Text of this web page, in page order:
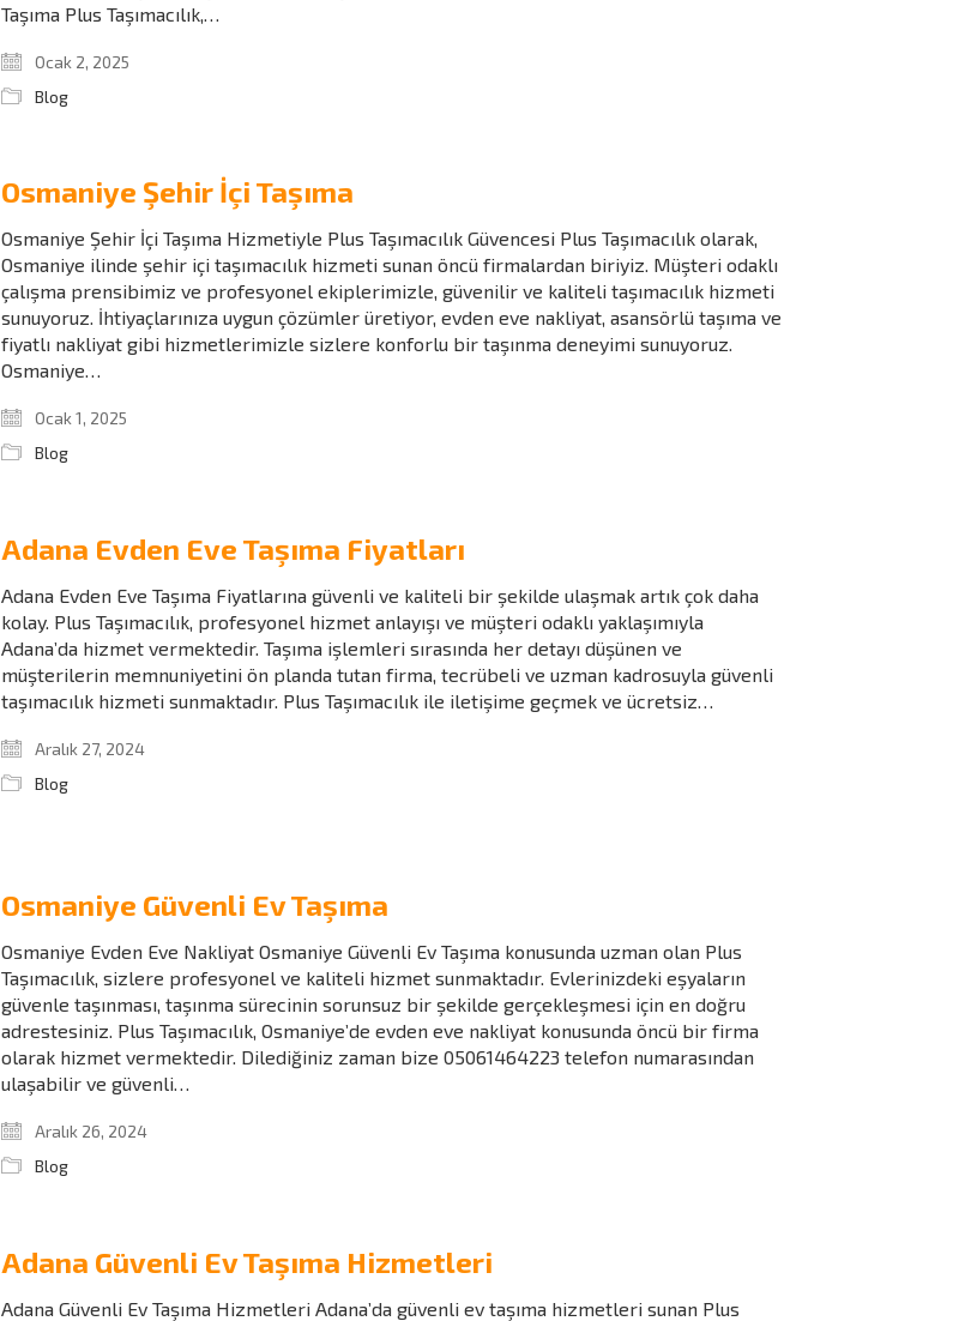
Taşıma Plus Taşımacılık,…
Ocak 2, 2025
Blog
Osmaniye Şehir İçi Taşıma
Osmaniye Şehir İçi Taşıma Hizmetiyle Plus Taşımacılık Güvencesi Plus Taşımacılık olarak,
Osmaniye ilinde şehir içi taşımacılık hizmeti sunan öncü firmalardan biriyiz. Müşteri odaklı
çalışma prensibimiz ve profesyonel ekiplerimizle, güvenilir ve kaliteli taşımacılık hizmeti
sunuyoruz. İhtiyaçlarınıza uygun çözümler üretiyor, evden eve nakliyat, asansörlü taşıma ve
fiyatlı nakliyat gibi hizmetlerimizle sizlere konforlu bir taşınma deneyimi sunuyoruz.
Osmaniye…
Ocak 1, 2025
Blog
Adana Evden Eve Taşıma Fiyatları
Adana Evden Eve Taşıma Fiyatlarına güvenli ve kaliteli bir şekilde ulaşmak artık çok daha
kolay. Plus Taşımacılık, profesyonel hizmet anlayışı ve müşteri odaklı yaklaşımıyla
Adana’da hizmet vermektedir. Taşıma işlemleri sırasında her detayı düşünen ve
müşterilerin memnuniyetini ön planda tutan firma, tecrübeli ve uzman kadrosuyla güvenli
taşımacılık hizmeti sunmaktadır. Plus Taşımacılık ile iletişime geçmek ve ücretsiz…
Aralık 27, 2024
Blog
Osmaniye Güvenli Ev Taşıma
Osmaniye Evden Eve Nakliyat Osmaniye Güvenli Ev Taşıma konusunda uzman olan Plus
Taşımacılık, sizlere profesyonel ve kaliteli hizmet sunmaktadır. Evlerinizdeki eşyaların
güvenle taşınması, taşınma sürecinin sorunsuz bir şekilde gerçekleşmesi için en doğru
adrestesiniz. Plus Taşımacılık, Osmaniye’de evden eve nakliyat konusunda öncü bir firma
olarak hizmet vermektedir. Dilediğiniz zaman bize 05061464223 telefon numarasından
ulaşabilir ve güvenli…
Aralık 26, 2024
Blog
Adana Güvenli Ev Taşıma Hizmetleri
Adana Güvenli Ev Taşıma Hizmetleri Adana’da güvenli ev taşıma hizmetleri sunan Plus